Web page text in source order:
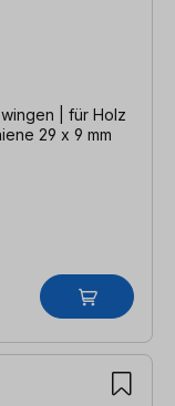
| für Holz
29 x 9 mm